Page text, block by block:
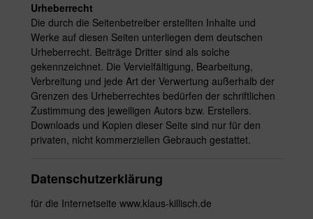
Urheberrecht
Die durch die Seitenbetreiber erstellten Inhalte und
Werke auf diesen Seiten unterliegen dem deutschen
Urheberrecht. Beiträge Dritter sind als solche
gekennzeichnet. Die Vervielfältigung, Bearbeitung,
Verbreitung und jede Art der Verwertung außerhalb der
Grenzen des Urheberrechtes bedürfen der schriftlichen
Zustimmung des jeweiligen Autors bzw. Erstellers.
Downloads und Kopien dieser Seite sind nur für den
privaten, nicht kommerziellen Gebrauch gestattet.
Datenschutzerklärung
für die Internetseite www.klaus-killisch.de